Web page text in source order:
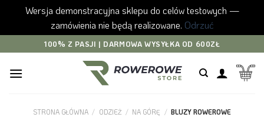
Wersja demonstracyjna sklepu do celów testowych —
zamówienia nie będą realizowane. Odrzuć
to
content
100% Z PASJI | DARMOWA WYSYŁKA OD 600ZŁ
STRONA GŁÓWNA / ODZIEŻ / NA GÓRĘ / BLUZY ROWEROWE